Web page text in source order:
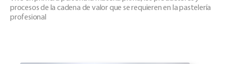
procesos de la cadena de valor que se requieren en la pastelería
profesional